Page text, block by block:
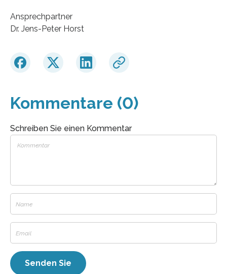
Ansprechpartner
Dr. Jens-Peter Horst
Kommentare (0)
Schreiben Sie einen Kommentar